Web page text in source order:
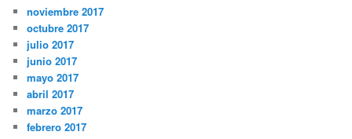
noviembre 2017
octubre 2017
julio 2017
junio 2017
mayo 2017
abril 2017
marzo 2017
febrero 2017